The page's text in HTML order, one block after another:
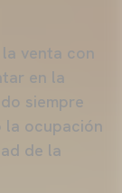
venta con
en la
siempre
la ocupación
de la